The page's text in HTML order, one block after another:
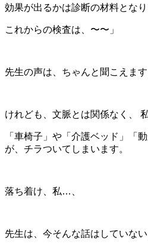
効果が出るかは診断の材料となり
これからの検査は、〜〜」
先生の声は、ちゃんと聞こえます
けれども、文脈とは関係なく、
「車椅子」や「介護ベッド」「
が、チラついてしまいます。
落ち着け、私…、
先生は、今そんな話はしていない